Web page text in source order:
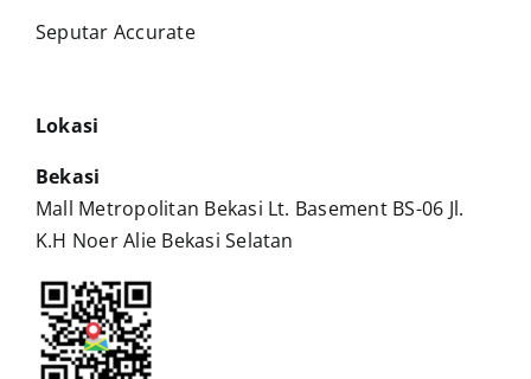
Seputar Accurate
Lokasi
Bekasi
Mall Metropolitan Bekasi Lt. Basement BS-06 Jl.
K.H Noer Alie Bekasi Selatan